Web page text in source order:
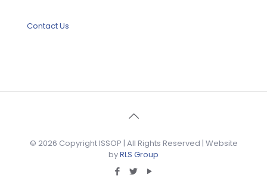
Contact Us
© 2026 Copyright ISSOP | All Rights Reserved | Website
byRLS Group